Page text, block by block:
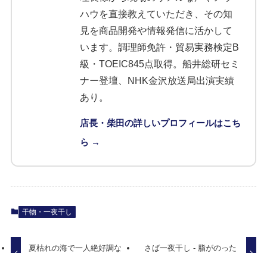
ハウを直接教えていただき、その知
見を商品開発や情報発信に活かして
います。調理師免許・貿易実務検定B
級・TOEIC845点取得。船井総研セミ
ナー登壇、NHK金沢放送局出演実績
あり。
店長・柴田の詳しいプロフィールはこち
ら →
干物・一夜干し
夏枯れの海で一人絶好調な
さば一夜干し - 脂がのった